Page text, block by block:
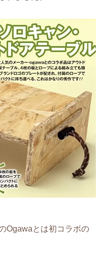
Ogawaとは初コラボの